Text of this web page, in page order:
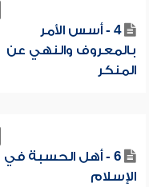
4 - أسس الأمر
بالمعروف والنهي عن
المنكر
6 - أهل الحسبة في
الإسلام